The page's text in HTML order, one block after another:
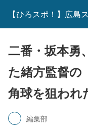
【ひろスポ！】広島
二番・坂本勇
た緒方監督の
角球を狙われ
編集部